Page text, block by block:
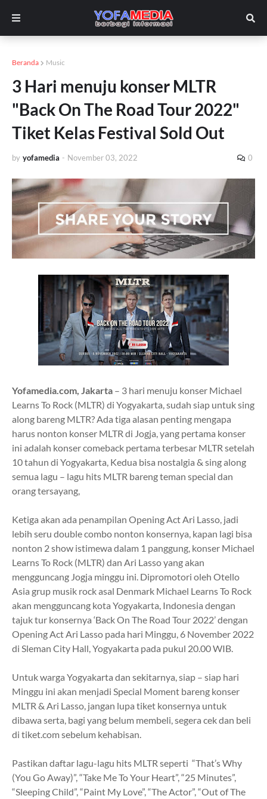
Beranda Music
3 Hari menuju konser MLTR
"Back On The Road Tour 2022"
Tiket Kelas Festival Sold Out
by yofamedia - November 03, 2022 0
Yofamedia.com, Jakarta – 3 hari menuju konser Michael
Learns To Rock (MLTR) di Yogyakarta, sudah siap untuk sing
along bareng MLTR? Ada tiga alasan penting mengapa
harus nonton konser MLTR di Jogja, yang pertama konser
ini adalah konser comeback pertama terbesar MLTR setelah
10 tahun di Yogyakarta, Kedua bisa nostalgia & sing along
semua lagu – lagu hits MLTR bareng teman special dan
orang tersayang,
Ketiga akan ada penampilan Opening Act Ari Lasso, jadi
lebih seru double combo nonton konsernya, kapan lagi bisa
nonton 2 show istimewa dalam 1 panggung, konser Michael
Learns To Rock (MLTR) dan Ari Lasso yang akan
mengguncang Jogja minggu ini. Dipromotori oleh Otello
Asia grup musik rock asal Denmark Michael Learns To Rock
akan mengguncang kota Yogyakarta, Indonesia dengan
tajuk tur konsernya ‘Back On The Road Tour 2022’ dengan
Opening Act Ari Lasso pada hari Minggu, 6 November 2022
di Sleman City Hall, Yogyakarta pada pukul 20.00 WIB.
Untuk warga Yogyakarta dan sekitarnya, siap – siap hari
Minggu ini akan menjadi Special Moment bareng konser
MLTR & Ari Lasso, jangan lupa tiket konsernya untuk
dibawa serta, bagi yang belum membeli, segera cek dan beli
di tiket.com sebelum kehabisan.
Pastikan daftar lagu-lagu hits MLTR seperti “That’s Why
(You Go Away)”, “Take Me To Your Heart”, “25 Minutes”,
“Sleeping Child”, “Paint My Love”, “The Actor”, “Out of The